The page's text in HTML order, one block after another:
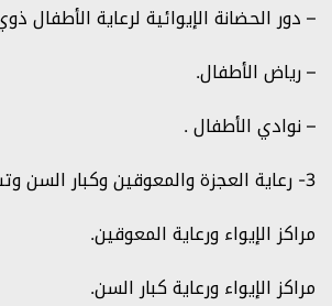
– دور الحضانة الإيوائية لرعاية الأطفال
– رياض الأطفال.
– نوادي الأطفال .
3- رعاية العجزة والمعوقين وكبار السن وتشغيل:
مراكز الإيواء ورعاية المعوقين.
مراكز الإيواء ورعاية كبار السن.